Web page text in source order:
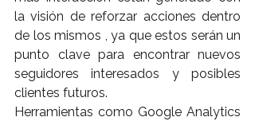
la visión de reforzar acciones dentro
de los mismos , ya que estos serán un
punto clave para encontrar nuevos
seguidores interesados y posibles
clientes futuros.
Herramientas como Google Analytics